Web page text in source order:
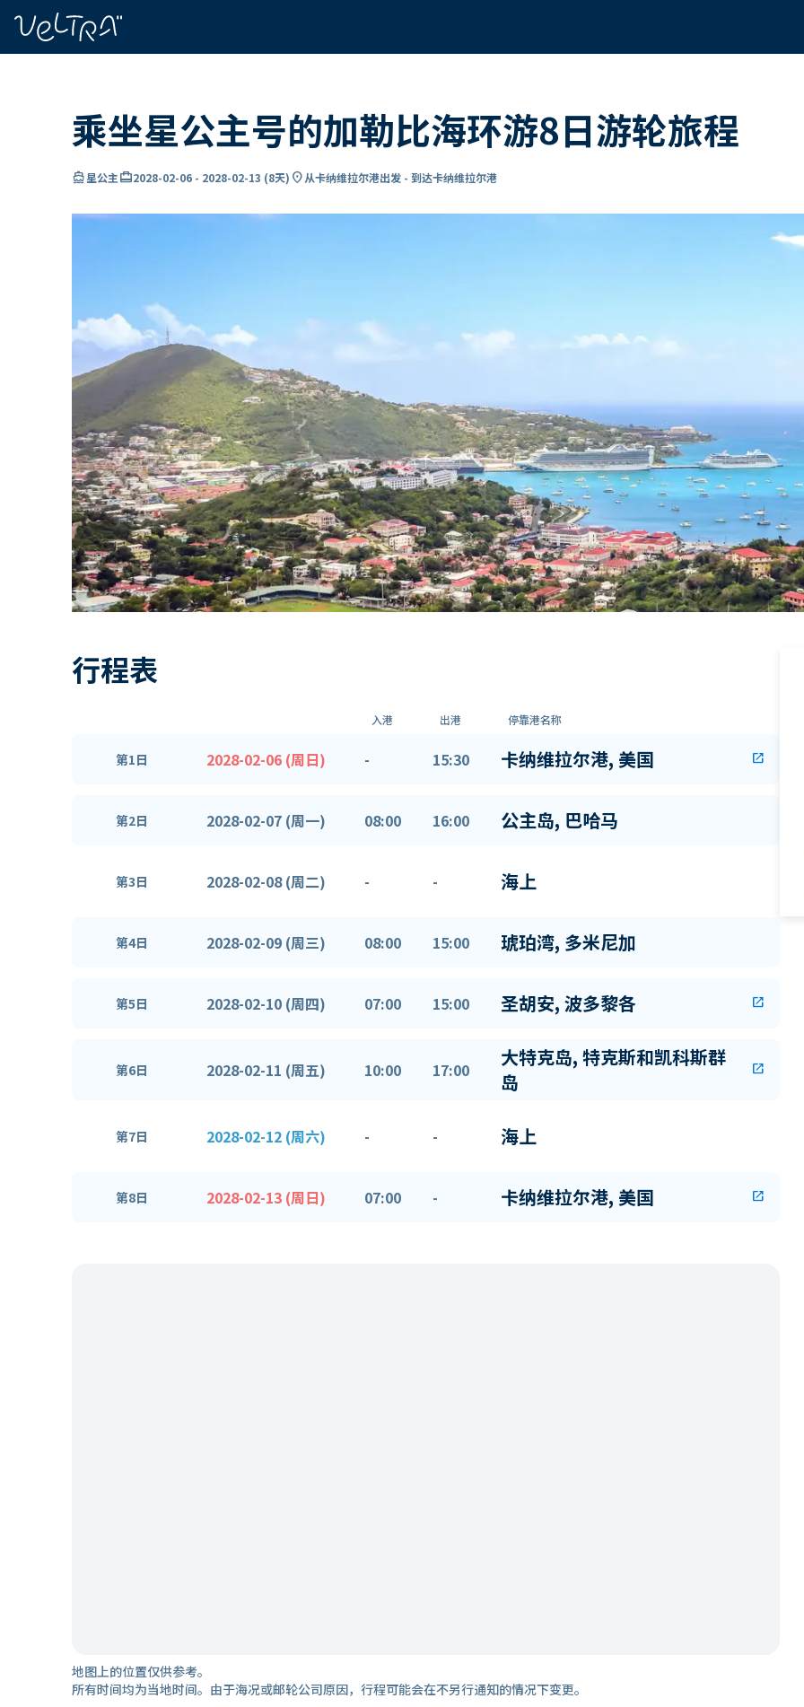
乘坐星公主号的加勒比海环游8日游轮旅程
directions_boat星公主card_travel2028-02-06 - 2028-02-13 (8天) location_on从卡纳维拉尔港出发 - 到达卡纳维拉尔港
行程表
入港 出港 停靠港名称
第1日 2028-02-06 (周日) - 15:30 卡纳维拉尔港, 美国 open_in_new
第2日 2028-02-07 (周一) 08:00 16:00 公主岛, 巴哈马
第3日 2028-02-08 (周二) - - 海上
第4日 2028-02-09 (周三) 08:00 15:00 琥珀湾, 多米尼加
第5日 2028-02-10 (周四) 07:00 15:00 圣胡安, 波多黎各 open_in_new
第6日 2028-02-11 (周五) 10:00 17:00
大特克岛, 特克斯和凯科斯群
岛
open_in_new
第7日 2028-02-12 (周六) - - 海上
第8日 2028-02-13 (周日) 07:00 - 卡纳维拉尔港, 美国 open_in_new
地图上的位置仅供参考。
所有时间均为当地时间。由于海况或邮轮公司原因，行程可能会在不另行通知的情况下变更。